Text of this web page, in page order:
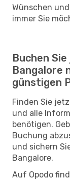
Wünschen
immer Sie
Buchen
Bangalore
günstigen
Finden Sie
und alle
benötigen.
Buchung
und sichern
Bangalore.
Auf Opodo